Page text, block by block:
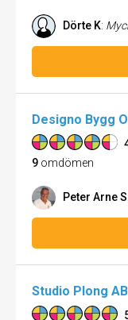
Dörte K:
Designo Bygg
9 omdömen
Peter Arne S
Studio Plong AB